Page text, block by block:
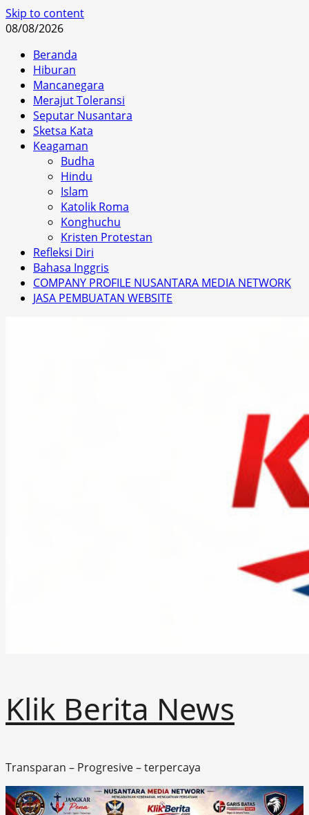
Skip to content
08/08/2026
Beranda
Hiburan
Mancanegara
Merajut Toleransi
Seputar Nusantara
Sketsa Kata
Keagaman
Budha
Hindu
Islam
Katolik Roma
Konghuchu
Kristen Protestan
Refleksi Diri
Bahasa Inggris
COMPANY PROFILE NUSANTARA MEDIA NETWORK
JASA PEMBUATAN WEBSITE
Klik Berita News
Transparan – Progresive – terpercaya